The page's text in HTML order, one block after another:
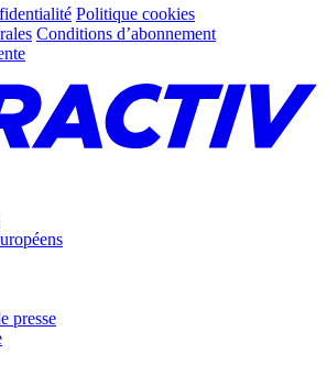
Politique cookies
Conditions d’abonnement
presse